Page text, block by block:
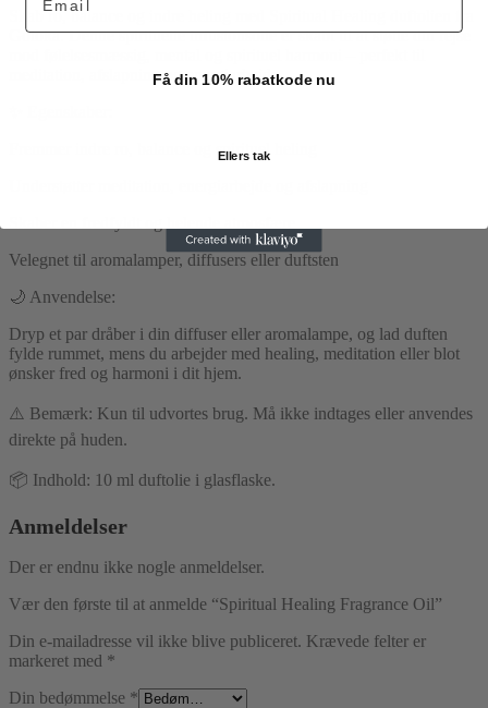
Skab ro, balance og indre heling med Spiritual Healing duftolien fra
Goloka. Denne spirituelle infusionsolie er skabt til at støtte din rejse
meditation, afslapning og energiarbejde.
Fremmer indre ro, balance og spirituel heling
Velegnet til aromalamper, diffusers eller duftsten
🌙 Anvendelse:
Dryp et par dråber i din diffuser eller aromalampe, og lad duften
fylde rummet, mens du arbejder med healing, meditation eller blot
ønsker fred og harmoni i dit hjem.
⚠️ Bemærk: Kun til udvortes brug. Må ikke indtages eller anvendes
direkte på huden.
📦 Indhold: 10 ml duftolie i glasflaske.
Anmeldelser
Der er endnu ikke nogle anmeldelser.
Vær den første til at anmelde “Spiritual Healing Fragrance Oil”
Din e-mailadresse vil ikke blive publiceret. Krævede felter er
markeret med *
Din bedømmelse *
Få din 10% rabatkode nu
Ellers tak